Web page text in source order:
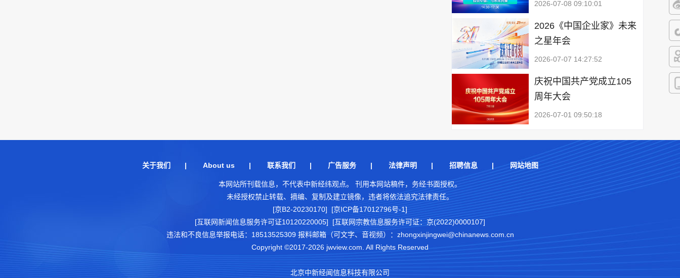
微
抖
快
2026-07-08 09:10:01
2026《中国企业家》未来
之星年会
2026-07-07 14:27:52
庆祝中国共产党成立105
周年大会
2026-07-01 09:50:18
关于我们 | About us| 联系我们 | 广告服务| 法律声明 | 招聘信息 | 网站地图
本网站所刊载信息，不代表中新经纬观点。 刊用本网站稿件，务经书面授权。
未经授权禁止转载、摘编、复制及建立镜像，违者将依法追究法律责任。
[京B2-20230170] [京ICP备17012796号-1]
[互联网新闻信息服务许可证10120220005]
[互联网宗教信息服务许可证：京(2022)0000107]
违法和不良信息举报电话：18513525309 报料邮箱（可文字、音视频）：zhongxinjingwei@chinanews.com.cn
Copyright ©2017-2026 jwview.com. All Rights Reserved
北京中新经闻信息科技有限公司